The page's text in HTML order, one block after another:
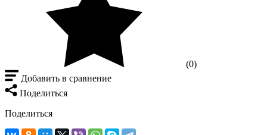
(0)
Добавить в сравнение
Поделиться
Поделиться